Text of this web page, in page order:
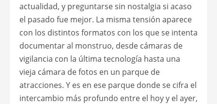
actualidad, y preguntarse sin nostalgia si acaso
el pasado fue mejor. La misma tensión aparece
con los distintos formatos con los que se intenta
documentar al monstruo, desde cámaras de
vigilancia con la última tecnología hasta una
vieja cámara de fotos en un parque de
atracciones. Y es en ese parque donde se cifra el
intercambio más profundo entre el hoy y el ayer,